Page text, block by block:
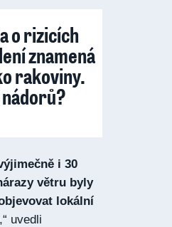
o rizicích
znamená
rakoviny.
i 30
větru byly
lokální
uvedli